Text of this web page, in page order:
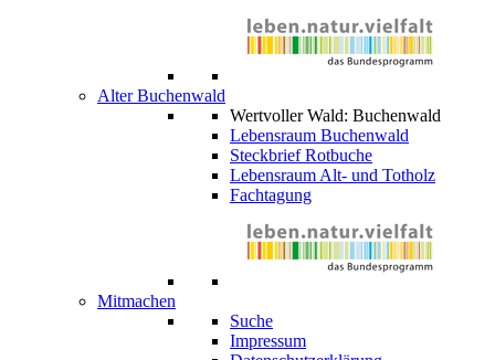
Alter Buchenwald
Wertvoller Wald: Buchenwald
Lebensraum Buchenwald
Steckbrief Rotbuche
Lebensraum Alt- und Totholz
Fachtagung
Mitmachen
Suche
Impressum